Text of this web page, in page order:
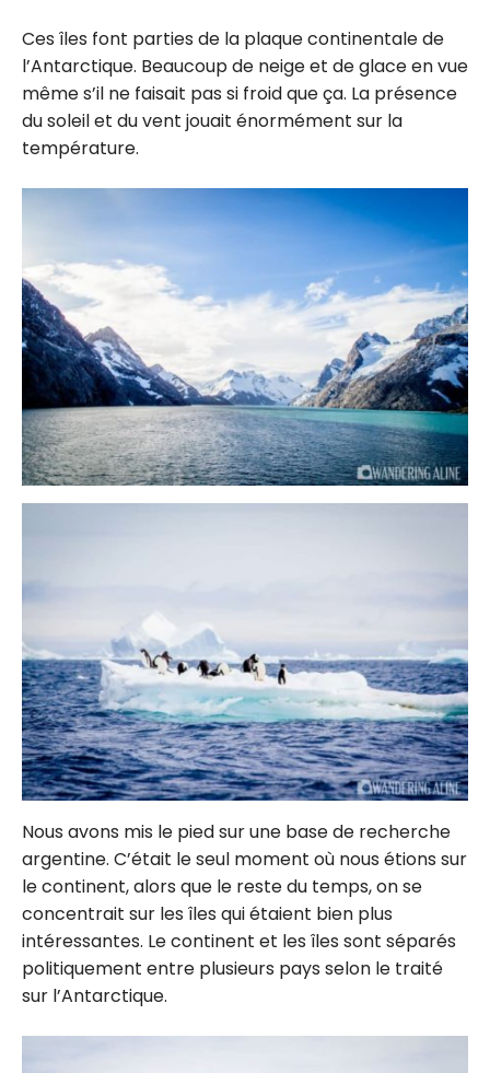
Ces îles font parties de la plaque continentale de
l’Antarctique. Beaucoup de neige et de glace en vue
même s’il ne faisait pas si froid que ça. La présence
du soleil et du vent jouait énormément sur la
température.
Nous avons mis le pied sur une base de recherche
argentine. C’était le seul moment où nous étions sur
le continent, alors que le reste du temps, on se
concentrait sur les îles qui étaient bien plus
intéressantes. Le continent et les îles sont séparés
politiquement entre plusieurs pays selon le traité
sur l’Antarctique.